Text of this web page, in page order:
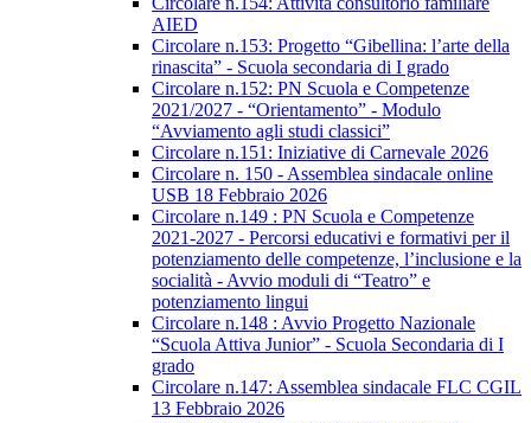
AIED
Circolare n.153: Progetto “Gibellina: l’arte della
rinascita” - Scuola secondaria di I grado
Circolare n.152: PN Scuola e Competenze
2021/2027 - “Orientamento” - Modulo
“Avviamento agli studi classici”
Circolare n.151: Iniziative di Carnevale 2026
Circolare n. 150 - Assemblea sindacale online
USB 18 Febbraio 2026
Circolare n.149 : PN Scuola e Competenze
2021-2027 - Percorsi educativi e formativi per il
potenziamento delle competenze, l’inclusione e la
socialità - Avvio moduli di “Teatro” e
potenziamento lingui
Circolare n.148 : Avvio Progetto Nazionale
“Scuola Attiva Junior” - Scuola Secondaria di I
grado
Circolare n.147: Assemblea sindacale FLC CGIL
13 Febbraio 2026